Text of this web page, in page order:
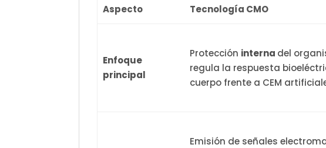
Aspecto Tecnología CMO
Enfoque
principal
Protección interna del
regula la respuesta
cuerpo frente a CEM
Emisión de señales